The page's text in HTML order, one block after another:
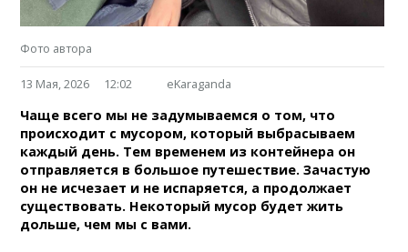
Фото автора
13 Мая, 2026 12:02 eKaraganda
Чаще всего мы не задумываемся о том, что
происходит с мусором, который выбрасываем
каждый день. Тем временем из контейнера он
отправляется в большое путешествие. Зачастую
он не исчезает и не испаряется, а продолжает
существовать. Некоторый мусор будет жить
дольше, чем мы с вами.